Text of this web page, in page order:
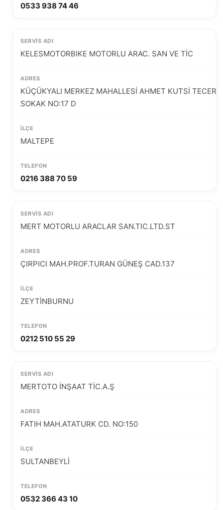
0533 938 74 46
KELESMOTORBIKE MOTORLU ARAC. SAN VE TİC
KÜÇÜKYALI MERKEZ MAHALLESİ AHMET KUTSİ TECER
SOKAK NO:17 D
MALTEPE
0216 388 70 59
MERT MOTORLU ARACLAR SAN.TIC.LTD.ST
ÇIRPICI MAH.PROF.TURAN GÜNEŞ CAD.137
ZEYTİNBURNU
0212 510 55 29
MERTOTO İNŞAAT TİC.A.Ş
FATIH MAH.ATATURK CD. NO:150
SULTANBEYLİ
0532 366 43 10